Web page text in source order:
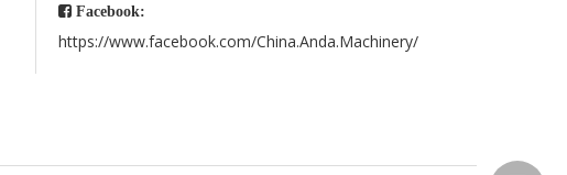
 Facebook:
https://www.facebook.com/China.Anda.Machinery/